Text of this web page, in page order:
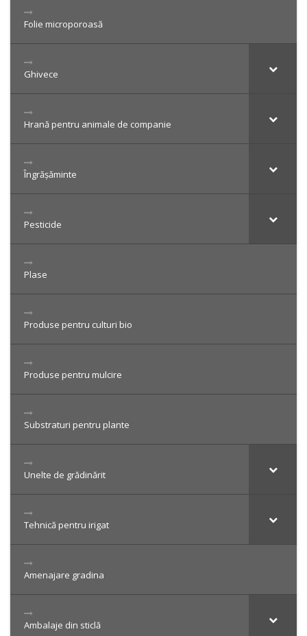
Folie microporoasă
Ghivece
Hrană pentru animale de companie
Îngrășăminte
Pesticide
Plase
Produse pentru culturi bio
Produse pentru mulcire
Substraturi pentru plante
Unelte de grădinărit
Tehnică pentru irigat
Amenajare gradina
Ambalaje din sticlă